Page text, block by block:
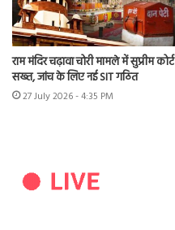
राम मंदिर चढ़ावा चोरी मामले में सुप्रीम कोर्ट
सख्त, जांच के लिए नई SIT गठित
27 July 2026 - 4:35 PM